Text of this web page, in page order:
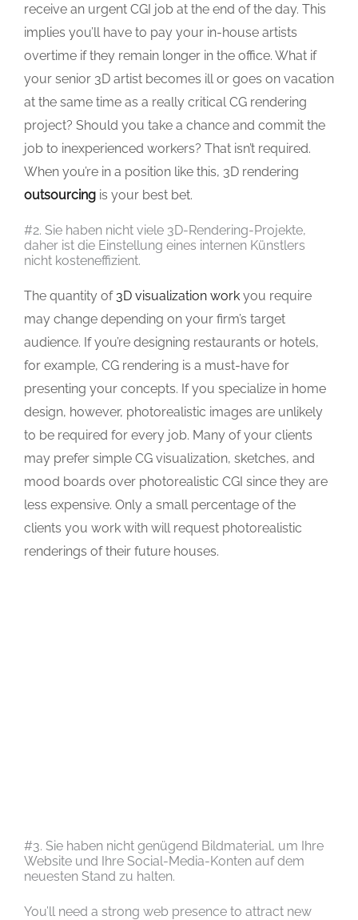
receive an urgent CGI job at the end of the day. This
implies you’ll have to pay your in-house artists
overtime if they remain longer in the office. What if
your senior 3D artist becomes ill or goes on vacation
at the same time as a really critical CG rendering
project? Should you take a chance and commit the
job to inexperienced workers? That isn’t required.
When you’re in a position like this, 3D rendering
outsourcing is your best bet.
#2. Sie haben nicht viele 3D-Rendering-Projekte,
daher ist die Einstellung eines internen Künstlers
nicht kosteneffizient.
The quantity of 3D visualization work you require
may change depending on your firm’s target
audience. If you’re designing restaurants or hotels,
for example, CG rendering is a must-have for
presenting your concepts. If you specialize in home
design, however, photorealistic images are unlikely
to be required for every job. Many of your clients
may prefer simple CG visualization, sketches, and
mood boards over photorealistic CGI since they are
less expensive. Only a small percentage of the
clients you work with will request photorealistic
renderings of their future houses.
#3. Sie haben nicht genügend Bildmaterial, um Ihre
Website und Ihre Social-Media-Konten auf dem
neuesten Stand zu halten.
You’ll need a strong web presence to attract new